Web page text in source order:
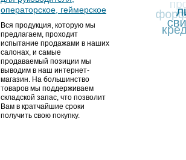
операторское, геймерское
Вся продукция, которую мы
предлагаем, проходит
испытание продажами в наших
салонах, и самые
продаваемый позиции мы
выводим в наш интернет-
магазин. На большинство
товаров мы поддерживаем
складской запас, что позволит
Вам в кратчайшие сроки
получить свою покупку.